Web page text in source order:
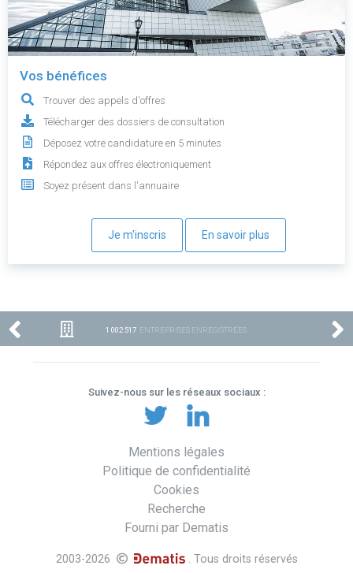
Vos bénéfices
Trouver des appels d'offres
Télécharger des dossiers de consultation
Déposez votre candidature en 5 minutes
Répondez aux offres électroniquement
Soyez présent dans l'annuaire
Je m'inscris En savoir plus
1 002 517 ENTREPRISES ENREGISTRÉES
Suivez-nous sur les réseaux sociaux :
Mentions légales
Politique de confidentialité
Cookies
Recherche
Fourni par Dematis
2003-2026 . Tous droits réservés